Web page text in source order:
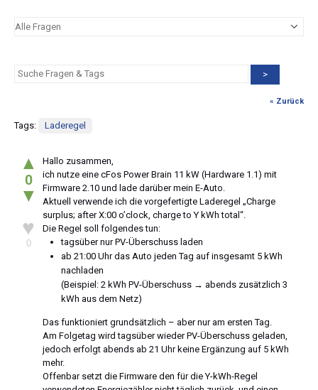
>
« Zurück
Tags: Laderegel
▲
0
▼
♥
0
Hallo zusammen,
ich nutze eine cFos Power Brain 11 kW (Hardware 1.1) mit
Firmware 2.10 und lade darüber mein E-Auto.
Aktuell verwende ich die vorgefertigte Laderegel „Charge
surplus; after X:00 o’clock, charge to Y kWh total“.
Die Regel soll folgendes tun:
tagsüber nur PV-Überschuss laden
ab 21:00 Uhr das Auto jeden Tag auf insgesamt 5 kWh
nachladen
(Beispiel: 2 kWh PV-Überschuss → abends zusätzlich 3
kWh aus dem Netz)
Das funktioniert grundsätzlich – aber nur am ersten Tag.
Am Folgetag wird tagsüber wieder PV-Überschuss geladen,
jedoch erfolgt abends ab 21 Uhr keine Ergänzung auf 5 kWh
mehr.
Offenbar setzt die Firmware den für die Y-kWh-Regel